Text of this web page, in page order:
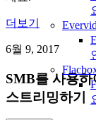
더보기
6월 9, 2017
SMB를 사용
스트리밍하기